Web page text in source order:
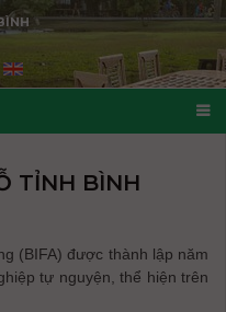
TỈNH BÌNH
(BIFA) được thành lập năm
tự nguyện, thể hiện trên